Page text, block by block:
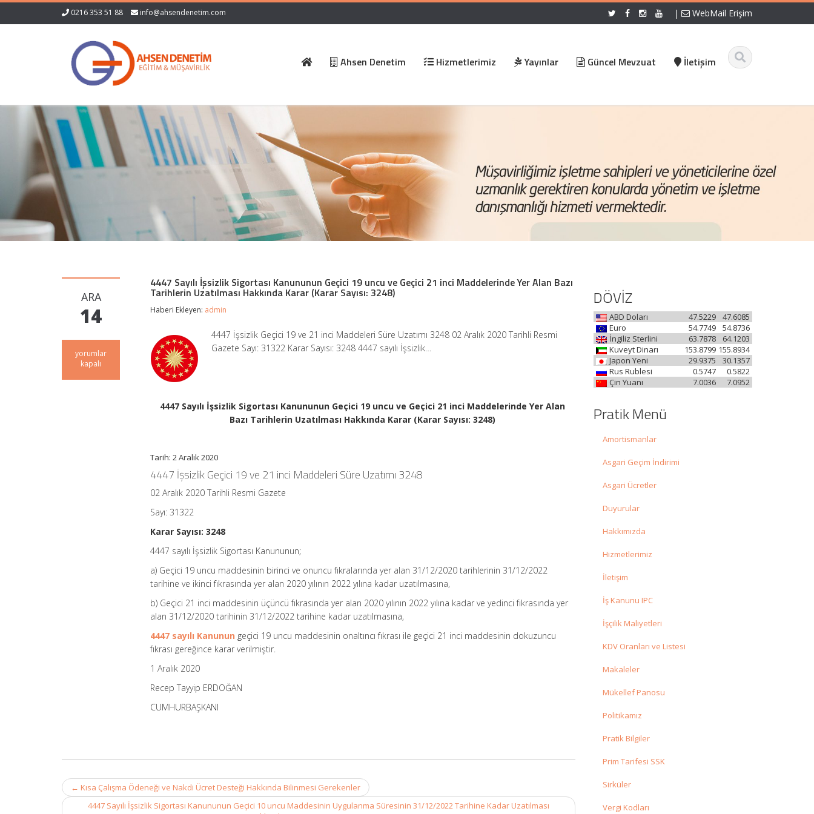
0216 353 51 88 info@ahsendenetim.com | WebMail Erişim
Ahsen Denetim Hizmetlerimiz Yayınlar Güncel Mevzuat İletişim
ARA
14
4447
Sayılı
yorumlar
kapalı
4447 Sayılı İşsizlik Sigortası Kanununun Geçici 19 uncu ve Geçici 21 inci Maddelerinde Yer Alan Bazı
Tarihlerin Uzatılması Hakkında Karar (Karar Sayısı: 3248)
Haberi Ekleyen: admin
4447 İşsizlik Geçici 19 ve 21 inci Maddeleri Süre Uzatımı 3248 02 Aralık 2020 Tarihli Resmi
Gazete Sayı: 31322 Karar Sayısı: 3248 4447 sayılı İşsizlik…
4447 Sayılı İşsizlik Sigortası Kanununun Geçici 19 uncu ve Geçici 21 inci Maddelerinde Yer Alan
Bazı Tarihlerin Uzatılması Hakkında Karar (Karar Sayısı: 3248)
Tarih: 2 Aralık 2020
4447 İşsizlik Geçici 19 ve 21 inci Maddeleri Süre Uzatımı 3248
02 Aralık 2020 Tarihli Resmi Gazete
Sayı: 31322
Karar Sayısı: 3248
4447 sayılı İşsizlik Sigortası Kanununun;
a) Geçici 19 uncu maddesinin birinci ve onuncu fıkralarında yer alan 31/12/2020 tarihlerinin 31/12/2022
tarihine ve ikinci fıkrasında yer alan 2020 yılının 2022 yılına kadar uzatılmasına,
b) Geçici 21 inci maddesinin üçüncü fıkrasında yer alan 2020 yılının 2022 yılına kadar ve yedinci fıkrasında yer
alan 31/12/2020 tarihinin 31/12/2022 tarihine kadar uzatılmasına,
4447 sayılı Kanunun geçici 19 uncu maddesinin onaltıncı fıkrası ile geçici 21 inci maddesinin dokuzuncu
fıkrası gereğince karar verilmiştir.
1 Aralık 2020
Recep Tayyip ERDOĞAN
CUMHURBAŞKANI
Post
navigation
← Kısa Çalışma Ödeneği ve Nakdi Ücret Desteği Hakkında Bilinmesi Gerekenler
4447 Sayılı İşsizlik Sigortası Kanununun Geçici 10 uncu Maddesinin Uygulanma Süresinin 31/12/2022 Tarihine Kadar Uzatılması
DÖVİZ
ABD Doları 47.6085
47.5229
Euro
54.8736
54.7749
İngiliz Sterlini
64.1203
63.7878
Kuveyt Dinarı
155.8934
153.8799
Japon Yeni
30.1357
29.9375
Rus Rublesi
0.5822
0.5747
Çin Yuanı
7.0952
7.0036
Pratik Menü
Amortismanlar
Asgari Geçim İndirimi
Asgari Ücretler
Duyurular
Hakkımızda
Hizmetlerimiz
İletişim
İş Kanunu IPC
İşçilik Maliyetleri
KDV Oranları ve Listesi
Makaleler
Mükellef Panosu
Politikamız
Pratik Bilgiler
Prim Tarifesi SSK
Sirküler
Vergi Kodları